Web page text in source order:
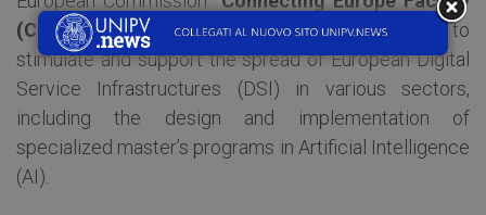
(CEF) Telecom”
designed to offer co-financing to
stimulate and support the spread of European Digital
Service Infrastructures (DSI) in various sectors,
including the design and implementation of
specialized master’s programs in Artificial Intelligence
(AI).